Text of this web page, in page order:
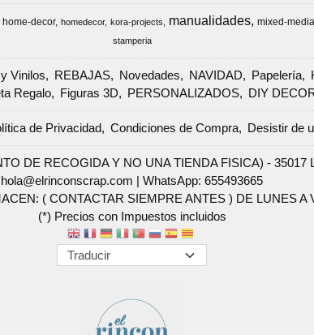
home-decor homedecor kora-projects manualidades mixed-media
stamperia
Vinilos REBAJAS Novedades NAVIDAD Papelería
Regalo Figuras 3D PERSONALIZADOS DIY
de Privacidad Condiciones de Compra Desistir de
DE RECOGIDA Y NO UNA TIENDA FISICA) -
hola@elrinconscrap.com |WhatsApp: 655493665
( CONTACTAR SIEMPRE ANTES ) DE LUNES A
(*) Precios con Impuestos incluidos